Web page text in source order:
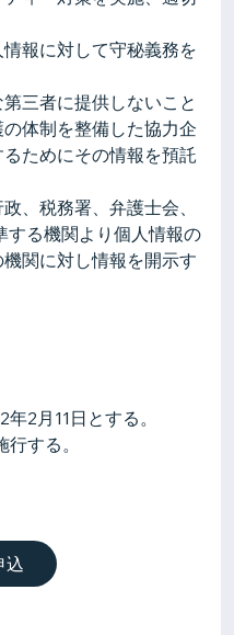
報に対して守秘義務を
三者に提供しないこと
体制を整備した協力企
ためにその情報を預託
、税務署、弁護士会、
する機関より個人情報の
関に対し情報を開示す
2月11日とする。
込